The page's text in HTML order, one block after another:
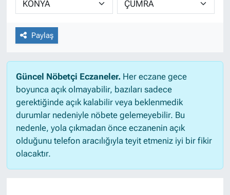
Paylaş
Güncel Nöbetçi Eczaneler.Her eczane gece
boyunca açık olmayabilir, bazıları sadece
gerektiğinde açık kalabilir veya beklenmedik
durumlar nedeniyle nöbete gelemeyebilir. Bu
nedenle, yola çıkmadan önce eczanenin açık
olduğunu telefon aracılığıyla teyit etmeniz iyi bir fikir
olacaktır.